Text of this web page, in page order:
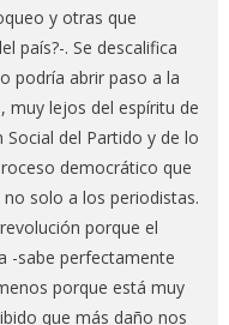
y otras que
país?-. Se descalifica
podría abrir paso a la
muy lejos del espíritu de
del Partido y de lo
democrático que
solo a los periodistas.
porque el
-sabe perfectamente
porque está muy
que más daño nos